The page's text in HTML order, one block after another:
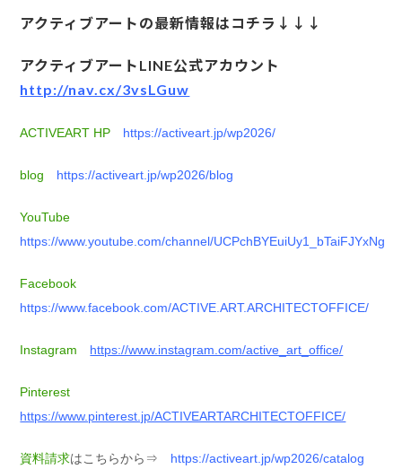
アクティブアートの最新情報はコチラ↓↓↓
アクティブアートLINE公式アカウント
http://nav.cx/3vsLGuw
ACTIVEART HP https://activeart.jp/wp2026/
blog https://activeart.jp/wp2026/blog
YouTube
https://www.youtube.com/channel/UCPchBYEuiUy1_bTaiFJYxNg
Facebook
https://www.facebook.com/ACTIVE.ART.ARCHITECTOFFICE/
Instagram https://www.instagram.com/active_art_office/
Pinterest
https://www.pinterest.jp/ACTIVEARTARCHITECTOFFICE/
資料請求はこちらから⇒ https://activeart.jp/wp2026/catalog